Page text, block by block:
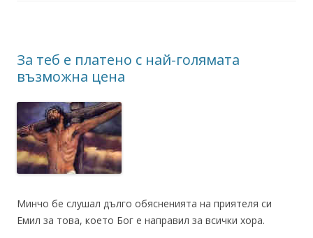
За теб е платено с най-голямата
възможна цена
Минчо бе слушал дълго обясненията на приятеля си
Емил за това, което Бог е направил за всички хора.